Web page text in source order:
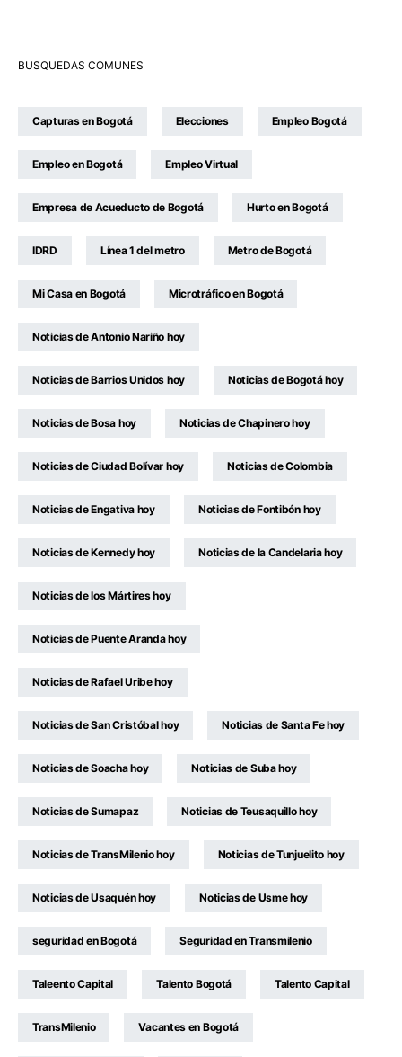
BUSQUEDAS COMUNES
Capturas en Bogotá Elecciones Empleo Bogotá
Empleo en Bogotá Empleo Virtual
Empresa de Acueducto de Bogotá Hurto en Bogotá
IDRD Línea 1 del metro Metro de Bogotá
Mi Casa en Bogotá Microtráfico en Bogotá
Noticias de Antonio Nariño hoy
Noticias de Barrios Unidos hoy Noticias de Bogotá hoy
Noticias de Bosa hoy Noticias de Chapinero hoy
Noticias de Ciudad Bolívar hoy Noticias de Colombia
Noticias de Engativa hoy Noticias de Fontibón hoy
Noticias de Kennedy hoy Noticias de la Candelaria hoy
Noticias de los Mártires hoy
Noticias de Puente Aranda hoy
Noticias de Rafael Uribe hoy
Noticias de San Cristóbal hoy Noticias de Santa Fe hoy
Noticias de Soacha hoy Noticias de Suba hoy
Noticias de Sumapaz Noticias de Teusaquillo hoy
Noticias de TransMilenio hoy Noticias de Tunjuelito hoy
Noticias de Usaquén hoy Noticias de Usme hoy
seguridad en Bogotá Seguridad en Transmilenio
Taleento Capital Talento Bogotá Talento Capital
TransMilenio Vacantes en Bogotá